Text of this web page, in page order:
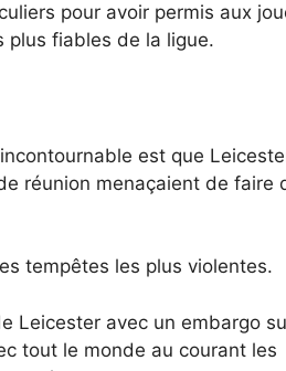
pour avoir permis aux
plus fiables de la ligue.
est que
réunion menaçaient de faire
tempêtes les plus violentes.
Leicester avec un embargo
tout le monde au courant les